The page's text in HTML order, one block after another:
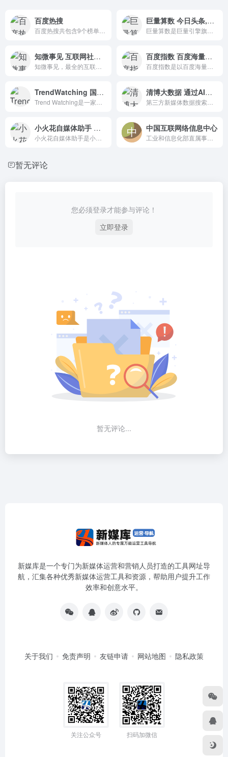
百度热搜 巨量算数 今日头条,抖音,西瓜视频热榜指数
知微事见 互联网社会热点聚合平台 百度指数 百度海量网民行为数据为基础的数据分享平台
TrendWatching 国外洞察及优秀案例参考 清博大数据 通过AI创新算法,挖掘海量数据潜在价值
小火花自媒体助手 自媒体团队管理工具 中国互联网络信息中心
暂无评论
您必须登录才能参与评论！
立即登录
暂无评论...
新媒库是一个专门为新媒体运营和营销人员打造的工具网址导
航，汇集各种优秀新媒体运营工具和资源，帮助用户提升工作
效率和创意水平。
关于我们 免责声明 友链申请 网站地图 隐私政策
关注公众号 扫码加微信